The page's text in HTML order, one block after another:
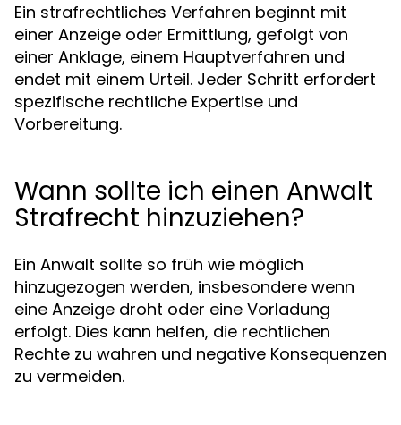
Ein strafrechtliches Verfahren beginnt mit
einer Anzeige oder Ermittlung, gefolgt von
einer Anklage, einem Hauptverfahren und
endet mit einem Urteil. Jeder Schritt erfordert
spezifische rechtliche Expertise und
Vorbereitung.
Wann sollte ich einen Anwalt
Strafrecht hinzuziehen?
Ein Anwalt sollte so früh wie möglich
hinzugezogen werden, insbesondere wenn
eine Anzeige droht oder eine Vorladung
erfolgt. Dies kann helfen, die rechtlichen
Rechte zu wahren und negative Konsequenzen
zu vermeiden.